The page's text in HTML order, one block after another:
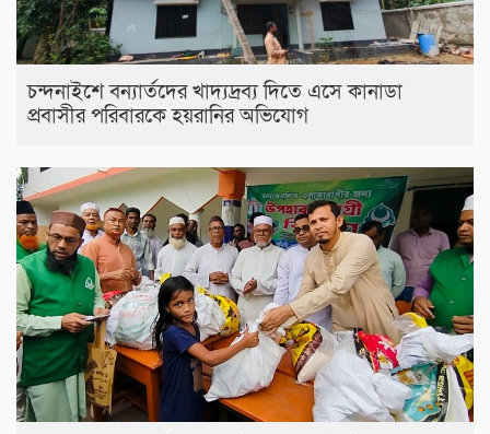
চন্দনাইশে বন্যার্তদের খাদ্যদ্রব্য দিতে এসে কানাডা
প্রবাসীর পরিবারকে হয়রানির অভিযোগ